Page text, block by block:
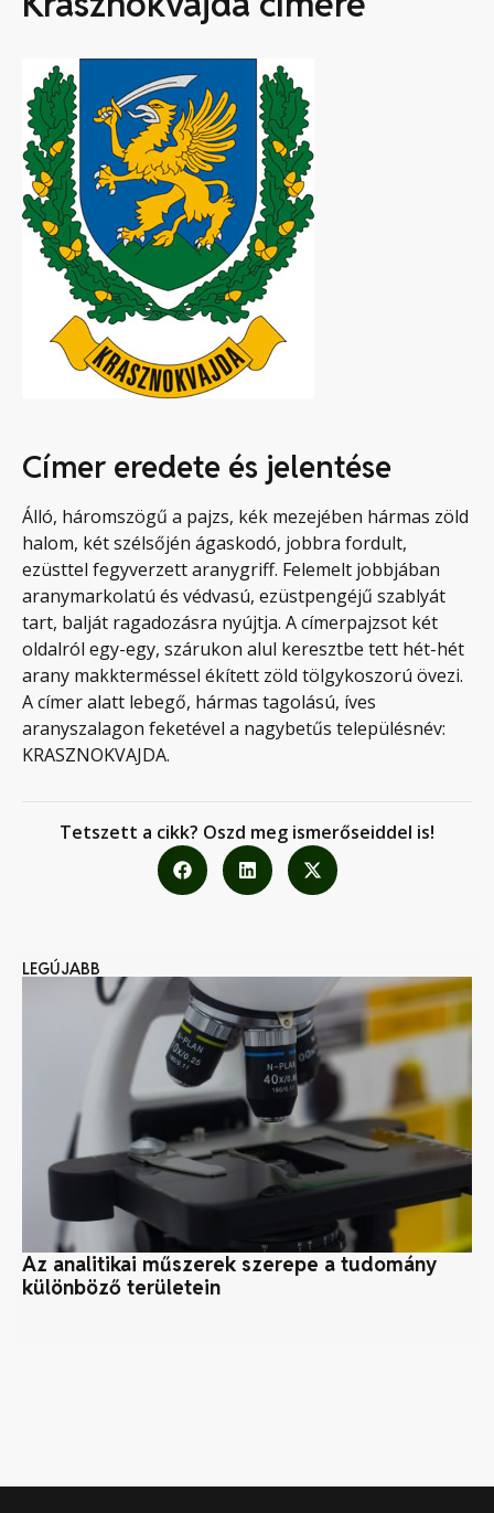
Címer eredete és jelentése
Álló, háromszögű a pajzs, kék mezejében hármas zöld
halom, két szélsőjén ágaskodó, jobbra fordult,
ezüsttel fegyverzett aranygriff. Felemelt jobbjában
aranymarkolatú és védvasú, ezüstpengéjű szablyát
tart, balját ragadozásra nyújtja. A címerpajzsot két
oldalról egy-egy, szárukon alul keresztbe tett hét-hét
arany makkterméssel ékített zöld tölgykoszorú övezi.
A címer alatt lebegő, hármas tagolású, íves
aranyszalagon feketével a nagybetűs településnév:
KRASZNOKVAJDA.
Tetszett a cikk? Oszd meg ismerőseiddel is!
LEGÚJABB
Az analitikai műszerek szerepe a tudomány
különböző területein